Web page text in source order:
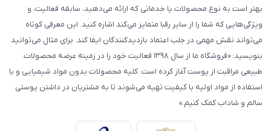
بهتر است به نوع محصولات یا خدماتی که ارائه می‌دهید، سابقه فعالیت، و
ویژگی‌هایی که شما را از سایر رقبا متمایز می‌کند اشاره کنید. این معرفی کوتاه
می‌تواند نقش مهمی در جلب اعتماد بازدیدکنندگان ایفا کند. برای مثال می‌توانید
بنویسید: «فروشگاه ما از سال ۱۳۹۸ فعالیت خود را در زمینه عرضه محصولات
طبیعی مراقبت از پوست آغاز کرده است. کلیه محصولات بدون مواد شیمیایی و با
استفاده از مواد اولیه با کیفیت تهیه می‌شوند تا به مشتریان در داشتن پوستی
سالم و شاداب کمک کنیم.»